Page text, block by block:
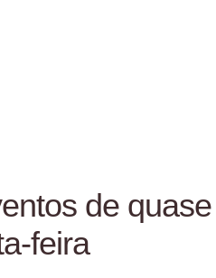
de quase
feira